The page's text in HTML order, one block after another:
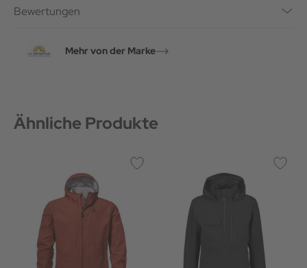
Bewertungen
Mehr von der Marke
Ähnliche Produkte